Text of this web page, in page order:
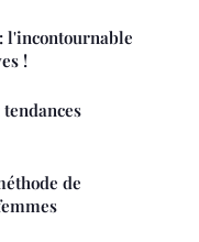
l'incontournable
!
de